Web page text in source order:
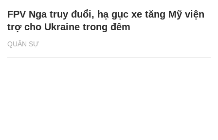
QUÂN SỰ
FPV Nga truy đuổi, hạ gục xe tăng Mỹ viện
trợ cho Ukraine trong đêm